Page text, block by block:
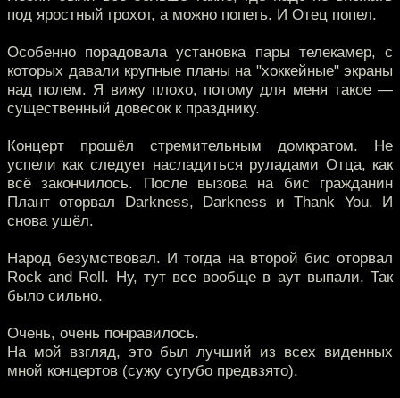
под яростный грохот, а можно попеть. И Отец попел.
Особенно порадовала установка пары телекамер, с
которых давали крупные планы на "хоккейные" экраны
над полем. Я вижу плохо, потому для меня такое —
существенный довесок к празднику.
Концерт прошёл стремительным домкратом. Не
успели как следует насладиться руладами Отца, как
всё закончилось. После вызова на бис гражданин
Плант оторвал Darkness, Darkness и Thank You. И
снова ушёл.
Народ безумствовал. И тогда на второй бис оторвал
Rock and Roll. Ну, тут все вообще в аут выпали. Так
было сильно.
Очень, очень понравилось.
На мой взгляд, это был лучший из всех виденных
мной концертов (сужу сугубо предвзято).